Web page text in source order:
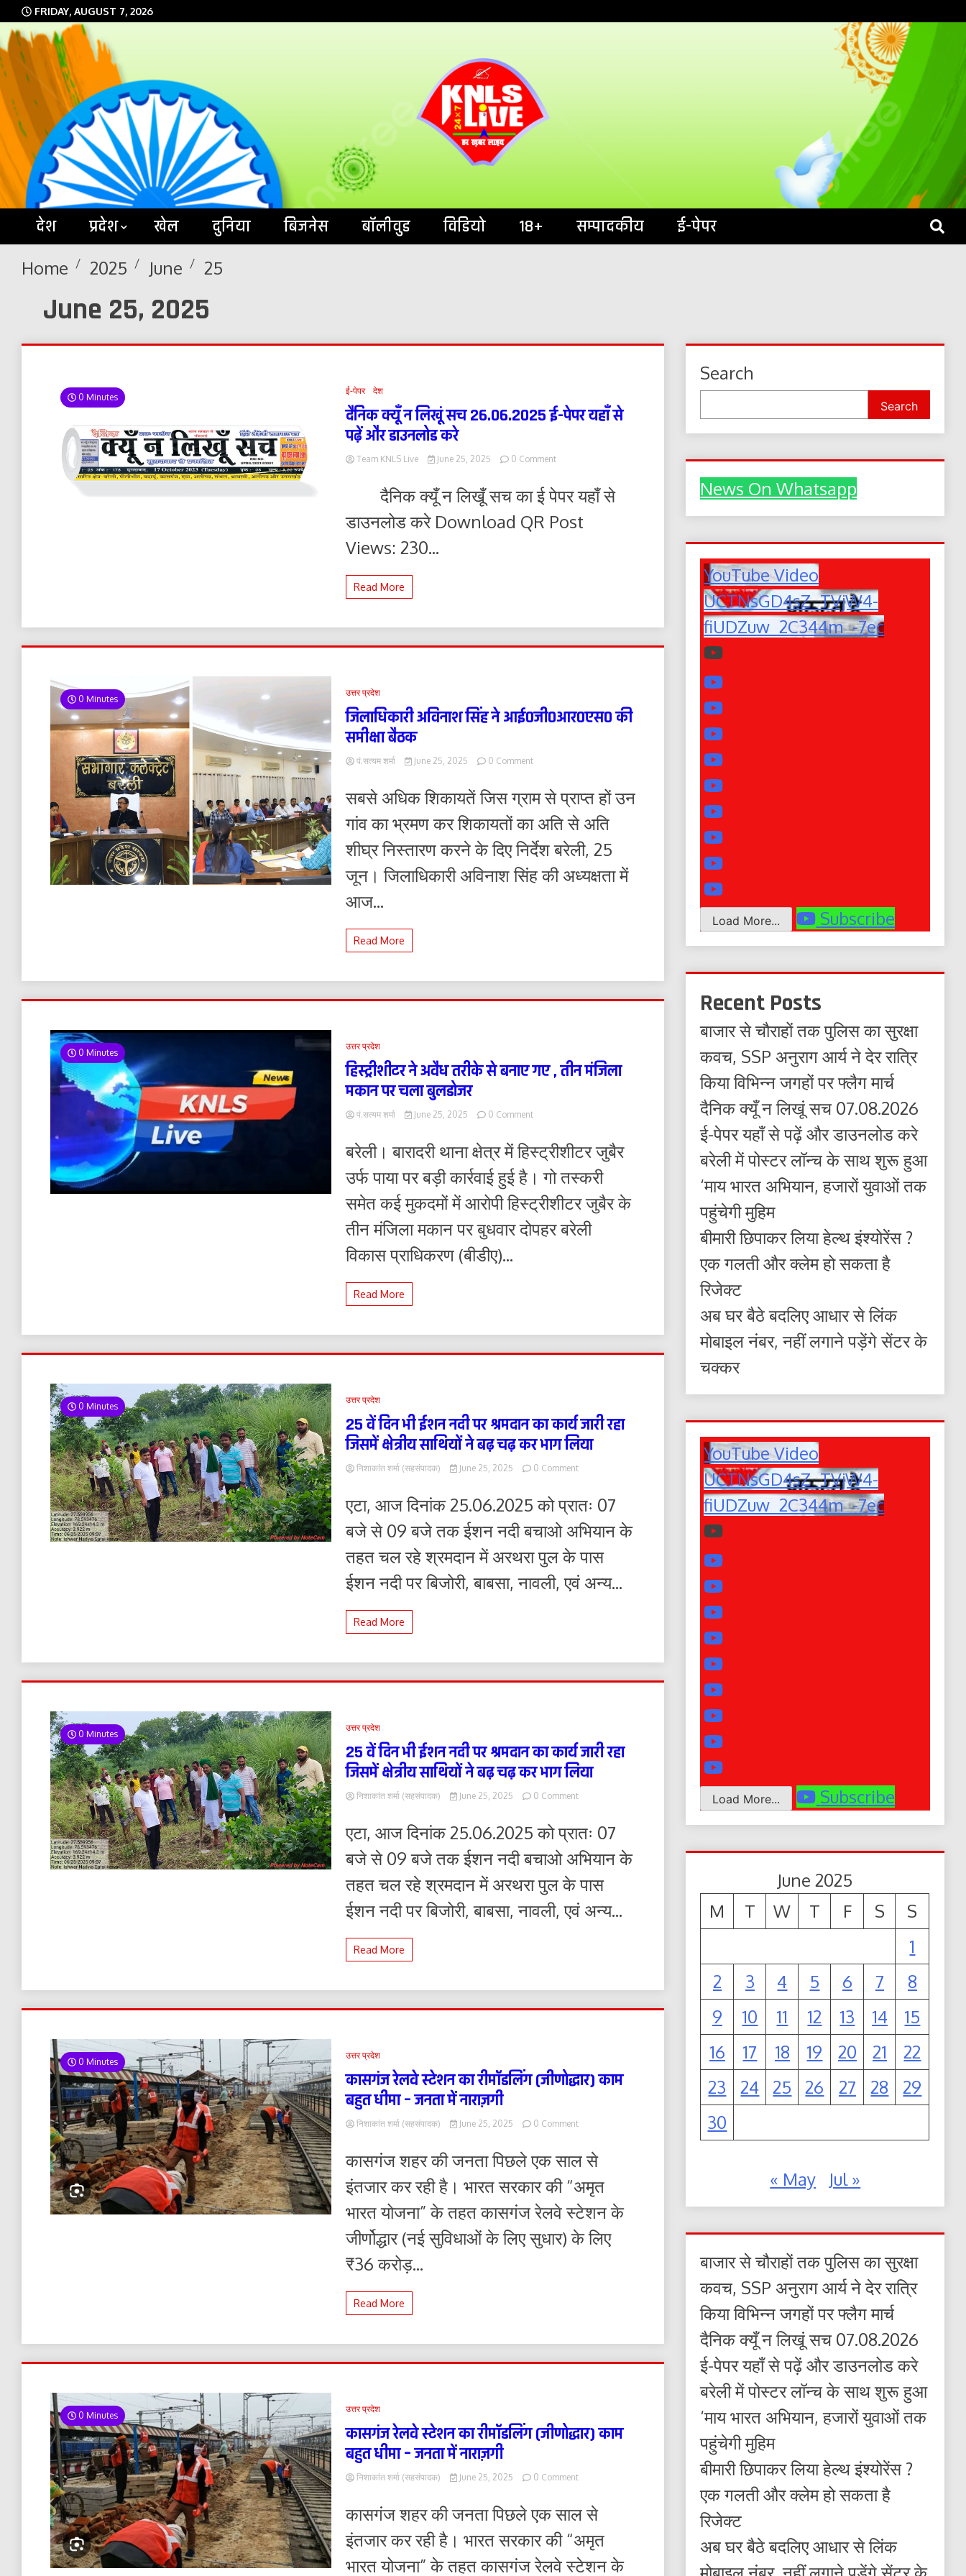
Skip
to
content
FRIDAY, AUGUST 7, 2026
KNLS LIVE
देश प्रदेश खेल दुनिया बिजनेस बॉलीवुड विडियो 18+ सम्पादकीय ई-पेपर
Home 2025 June 25
June 25, 2025
0 Minutes
ई-पेपर देश
दैनिक क्यूँ न लिखूं सच 26.06.2025 ई-पेपर यहाँ से
पढ़ें और डाउनलोड करे
Team KNLS Live June 25, 2025 0 Commenton
न
सच
डाउनलोड
दैनिक क्यूँ न लिखूँ सच का ई पेपर यहाँ से
डाउनलोड करे Download QR Post
Views: 230...
Read More
0 Minutes
उत्तर प्रदेश
जिलाधिकारी अविनाश सिंह ने आई0जी0आर0एस0 की
समीक्षा बैठक
पं.सत्यम शर्मा June 25, 2025 0 Commenton
अविनाश
सिंह
आई0जी0आर0एस0
की
समीक्षा
सबसे अधिक शिकायतें जिस ग्राम से प्राप्त हों उन
गांव का भ्रमण कर शिकायतों का अति से अति
शीघ्र निस्तारण करने के दिए निर्देश बरेली, 25
जून। जिलाधिकारी अविनाश सिंह की अध्यक्षता में
आज...
Read More
0 Minutes
उत्तर प्रदेश
हिस्ट्रीशीटर ने अवैध तरीके से बनाए गए , तीन मंजिला
मकान पर चला बुलडोजर
पं.सत्यम शर्मा June 25, 2025 0 Commenton
अवैध
गए
तीन
बरेली। बारादरी थाना क्षेत्र में हिस्ट्रीशीटर जुबैर
उर्फ पाया पर बड़ी कार्रवाई हुई है। गो तस्करी
समेत कई मुकदमों में आरोपी हिस्ट्रीशीटर जुबैर के
तीन मंजिला मकान पर बुधवार दोपहर बरेली
विकास प्राधिकरण (बीडीए)...
Read More
0 Minutes
उत्तर प्रदेश
25 वें दिन भी ईशन नदी पर श्रमदान का कार्य जारी रहा
जिसमें क्षेत्रीय साथियों ने बढ़ चढ़ कर भाग लिया
निशाकांत शर्मा (सहसंपादक) June 25, 2025 0 Commenton
दिन
ईशन
पर
का
साथियों
एटा, आज दिनांक 25.06.2025 को प्रातः 07
बजे से 09 बजे तक ईशन नदी बचाओ अभियान के
तहत चल रहे श्रमदान में अरथरा पुल के पास
ईशन नदी पर बिजोरी, बाबसा, नावली, एवं अन्य...
Read More
0 Minutes
उत्तर प्रदेश
25 वें दिन भी ईशन नदी पर श्रमदान का कार्य जारी रहा
जिसमें क्षेत्रीय साथियों ने बढ़ चढ़ कर भाग लिया
निशाकांत शर्मा (सहसंपादक) June 25, 2025 0 Commenton
दिन
ईशन
पर
का
साथियों
एटा, आज दिनांक 25.06.2025 को प्रातः 07
बजे से 09 बजे तक ईशन नदी बचाओ अभियान के
तहत चल रहे श्रमदान में अरथरा पुल के पास
ईशन नदी पर बिजोरी, बाबसा, नावली, एवं अन्य...
Read More
0 Minutes
उत्तर प्रदेश
कासगंज रेलवे स्टेशन का रीमॉडलिंग (जीणोद्धार) काम
बहुत धीमा – जनता में नाराज़गी
निशाकांत शर्मा (सहसंपादक) June 25, 2025 0 Commenton
स्टेशन
रीमॉडलिंग
(जीणोद्धार)
काम
धीमा
कासगंज शहर की जनता पिछले एक साल से
इंतजार कर रही है। भारत सरकार की “अमृत
भारत योजना” के तहत कासगंज रेलवे स्टेशन के
जीर्णोद्धार (नई सुविधाओं के लिए सुधार) के लिए
₹36 करोड़...
Read More
0 Minutes
उत्तर प्रदेश
कासगंज रेलवे स्टेशन का रीमॉडलिंग (जीणोद्धार) काम
बहुत धीमा – जनता में नाराज़गी
निशाकांत शर्मा (सहसंपादक) June 25, 2025 0 Commenton
स्टेशन
रीमॉडलिंग
(जीणोद्धार)
काम
कासगंज शहर की जनता पिछले एक साल से
इंतजार कर रही है। भारत सरकार की “अमृत
भारत योजना” के तहत कासगंज रेलवे स्टेशन के
Search
Search
News On Whatsapp
YouTube Video
UCTNsGD4sZ_TVjW4-
fiUDZuw_2C344m_-7ec
Load More... Subscribe
Recent Posts
बाजार से चौराहों तक पुलिस का सुरक्षा
कवच, SSP अनुराग आर्य ने देर रात्रि
किया विभिन्न जगहों पर फ्लैग मार्च
दैनिक क्यूँ न लिखूं सच 07.08.2026
ई-पेपर यहाँ से पढ़ें और डाउनलोड करे
बरेली में पोस्टर लॉन्च के साथ शुरू हुआ
‘माय भारत अभियान, हजारों युवाओं तक
पहुंचेगी मुहिम
बीमारी छिपाकर लिया हेल्थ इंश्योरेंस ?
एक गलती और क्लेम हो सकता है
रिजेक्ट
अब घर बैठे बदलिए आधार से लिंक
मोबाइल नंबर, नहीं लगाने पड़ेंगे सेंटर के
चक्कर
YouTube Video
UCTNsGD4sZ_TVjW4-
fiUDZuw_2C344m_-7ec
Load More... Subscribe
June 2025
M
T W T F S
S
1
2
3 4 5 6 7
8
9
10 11 12 13 14
15
16
17 18 19 20 21
22
23
24 25 26 27 28
29
30
« May Jul »
बाजार से चौराहों तक पुलिस का सुरक्षा
कवच, SSP अनुराग आर्य ने देर रात्रि
किया विभिन्न जगहों पर फ्लैग मार्च
दैनिक क्यूँ न लिखूं सच 07.08.2026
ई-पेपर यहाँ से पढ़ें और डाउनलोड करे
बरेली में पोस्टर लॉन्च के साथ शुरू हुआ
‘माय भारत अभियान, हजारों युवाओं तक
पहुंचेगी मुहिम
बीमारी छिपाकर लिया हेल्थ इंश्योरेंस ?
एक गलती और क्लेम हो सकता है
रिजेक्ट
अब घर बैठे बदलिए आधार से लिंक